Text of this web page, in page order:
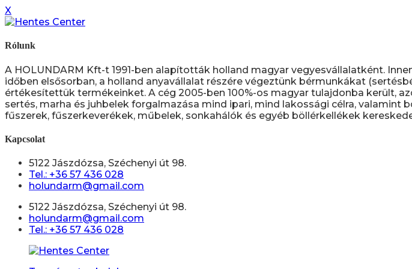
X
Rólunk
A HOLUNDARM Kft-t 1991-ben alapították holland magyar vegyesvállalatként.
időben elsősorban, a holland anyavállalat részére végeztünk bérmunkákat
értékesítettük termékeinket. A cég 2005-ben 100%-os magyar tulajdonba került,
sertés, marha és juhbelek forgalmazása mind ipari, mind lakossági célra,
fűszerek, fűszerkeverékek, műbelek, sonkahálók és egyéb böllérkellékek
Kapcsolat
5122 Jászdózsa, Széchenyi út 98.
Tel.: +36 57 436 028
holundarm@gmail.com
5122 Jászdózsa, Széchenyi út 98.
holundarm@gmail.com
Tel.: +36 57 436 028